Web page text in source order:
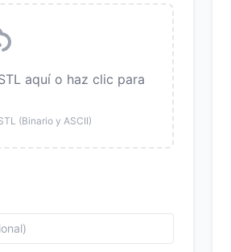
aquí o haz clic para
(Binario y ASCII)